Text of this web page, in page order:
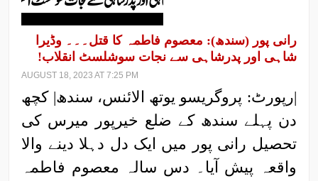
رانی پور (سندھ): معصوم فاطمہ کا قتل۔۔۔ وڈیرا
شاہی اور پدرشاہی سے نجات سوشلسٹ انقلاب!
AUGUST 18, 2023 AT 7:25 PM
|رپورٹ: پروگریسو یوتھ الائنس، سندھ| کچھ
دن پہلے سندھ کے ضلع خیرپور میرس کی
تحصیل رانی پور میں ایک دل دہلا دینے والا
واقعہ پیش آیا۔ دس سالہ معصوم فاطمہ